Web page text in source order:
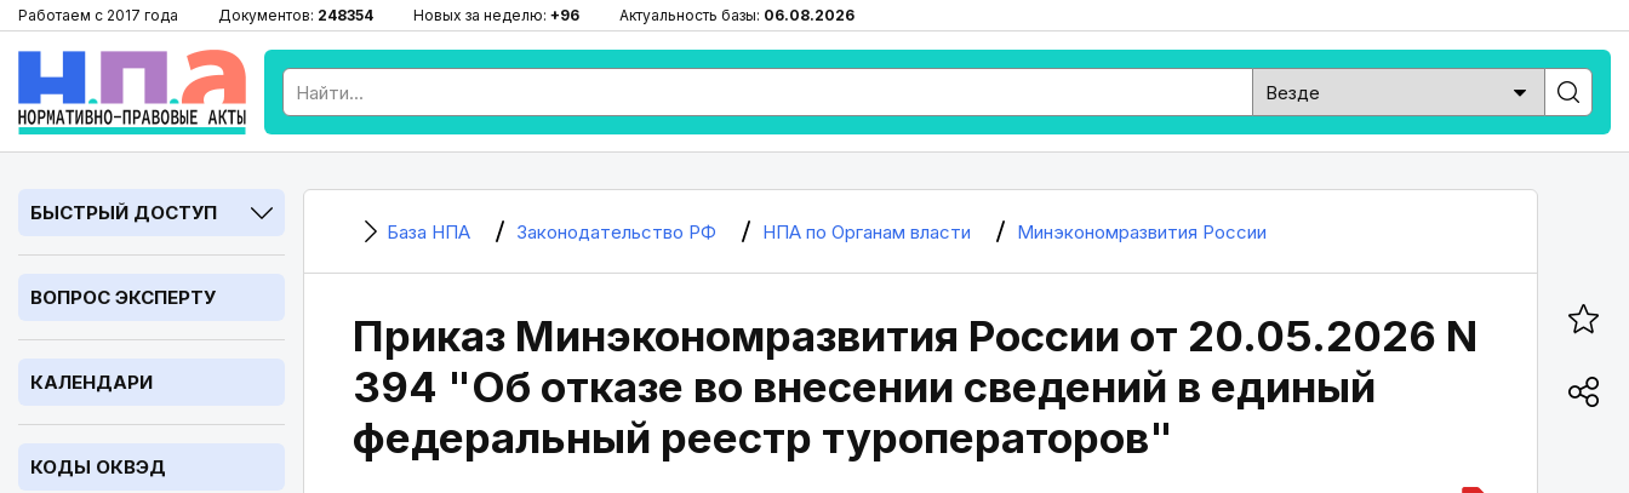
Работаем с 2017 года Документов: 248354 Новых за неделю: +96 Актуальность базы: 06.08.2026
БЫСТРЫЙ ДОСТУП
ВОПРОС ЭКСПЕРТУ
КАЛЕНДАРИ
КОДЫ ОКВЭД
База НПА Законодательство РФ НПА по Органам власти Минэкономразвития России
Приказ Минэкономразвития России от 20.05.2026 N
394 "Об отказе во внесении сведений в единый
федеральный реестр туроператоров"